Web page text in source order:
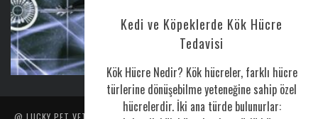
Kedi ve Köpeklerde Kök Hücre
Tedavisi
Kök Hücre Nedir? Kök hücreler, farklı hücre
türlerine dönüşebilme yeteneğine sahip özel
hücrelerdir. İki ana türde bulunurlar:
CORONAVIRUS HAKKINDA